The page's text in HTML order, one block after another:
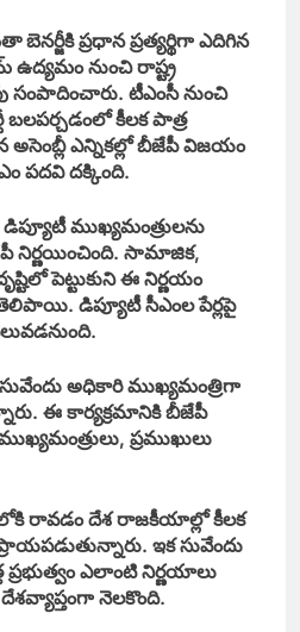
ప్రధాన ప్రత్యర్థిగా ఎదిగిన
ఉద్యమం నుంచి రాష్ట్ర
సంపాదించారు. టీఎంసీ నుంచి
కీలక పాత్ర
ఎన్నికల్లో బీజేపీ విజయం
పదవి దక్కింది.
డిప్యూటీ ముఖ్యమంత్రులను
నిర్ణయించింది. సామాజిక,
పెట్టుకుని ఈ నిర్ణయం
తెలిపాయి. డిప్యూటీ సీఎంల పేర్లపై
అధికారి ముఖ్యమంత్రిగా
ఈ కార్యక్రమానికి బీజేపీ
ప్రముఖులు
రావడం దేశ రాజకీయాల్లో కీలక
ఇక సువేందు
ఎలాంటి నిర్ణయాలు
దేశవ్యాప్తంగా నెలకొంది.